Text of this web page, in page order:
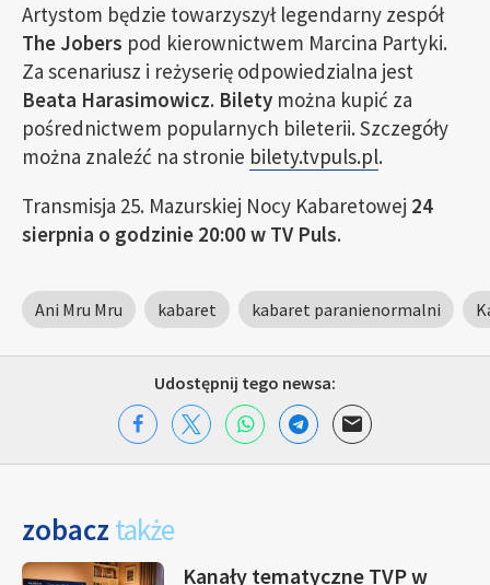
Artystom będzie towarzyszył legendarny zespół
The Jobers pod kierownictwem Marcina Partyki.
Za scenariusz i reżyserię odpowiedzialna jest
Beata Harasimowicz. Bilety można kupić za
pośrednictwem popularnych bileterii. Szczegóły
można znaleźć na stronie bilety.tvpuls.pl.
Transmisja 25. Mazurskiej Nocy Kabaretowej 24
sierpnia o godzinie 20:00 w TV Puls.
Ani Mru Mru kabaret kabaret paranienormalni
Udostępnij tego newsa:
zobacz także
Kanały tematyczne TVP w